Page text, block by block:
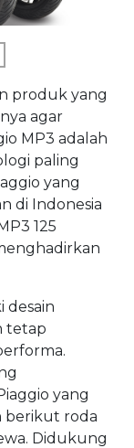
produk yang
agar
MP3 adalah
paling
yang
di Indonesia
125
desain
tetap
yang
berikut roda
Didukung